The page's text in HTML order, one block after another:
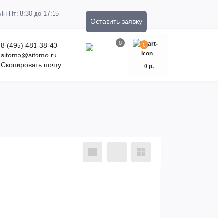
Пт: 8:30 до 17:15
Оставить заявку
8 (495) 481-38-40
sitomo@sitomo.ru
Скопировать почту
0 0
0 р.